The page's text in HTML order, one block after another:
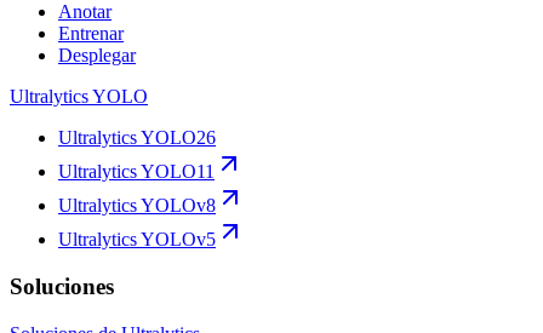
Anotar
Entrenar
Desplegar
Ultralytics YOLO
Ultralytics YOLO26
Ultralytics YOLO11
Ultralytics YOLOv8
Ultralytics YOLOv5
Soluciones